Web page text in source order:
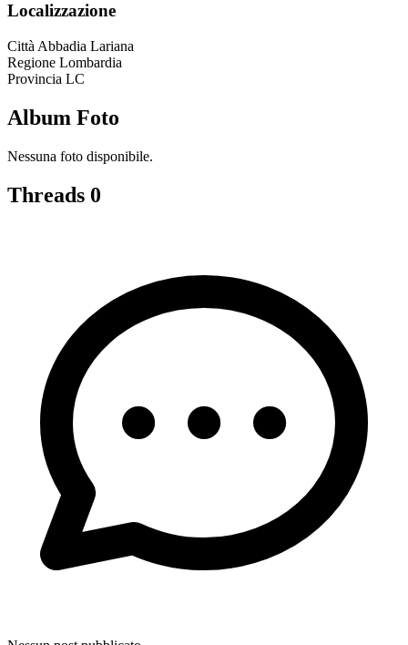
Localizzazione
Città Abbadia Lariana
Regione Lombardia
Provincia LC
Album Foto
Nessuna foto disponibile.
Threads 0